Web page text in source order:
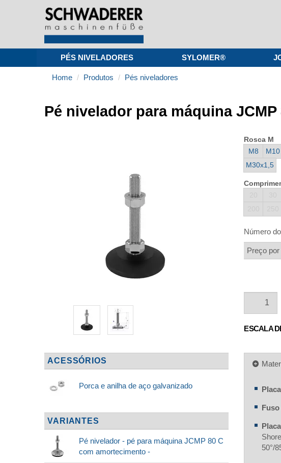
PÉS NIVELADORES SYLOMER®
Home Produtos Pés niveladores
Pé nivelador para máquina
Rosca M
M8 M10
M30x1,5
Número
Preço
ESCALA
ACESSÓRIOS
Porca e anilha de aço galvanizado
VARIANTES
Pé nivelador - pé para máquina JCMP 80 C
com amortecimento -
50°/